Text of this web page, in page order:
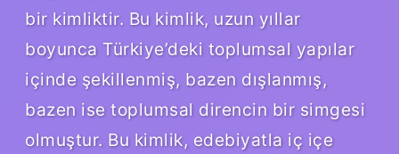
bir kimliktir. Bu kimlik, uzun yıllar
boyunca Türkiye’deki toplumsal yapılar
içinde şekillenmiş, bazen dışlanmış,
bazen ise toplumsal direncin bir simgesi
olmuştur. Bu kimlik, edebiyatla iç içe